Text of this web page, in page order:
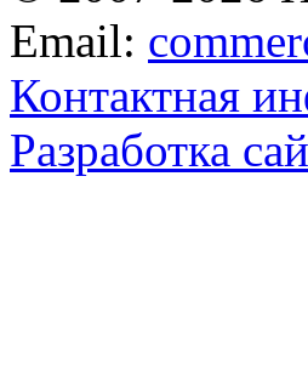
Email:
Контактная
Разработка